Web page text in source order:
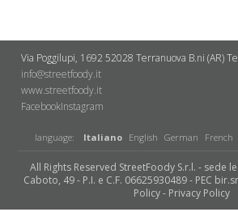
Via Poggilupi, 1692 52028 Terranuova B.ni (AR)
info@streetfoody.it
www.streetfoody.it
Facebook​Instagram
language: Italiano English German French
All Rights Reserved StreetFoody S.r.l. - sede
Caboto, 49 - P.I. e C.F. 06625930489 - PEC
Policy- Privacy Policy